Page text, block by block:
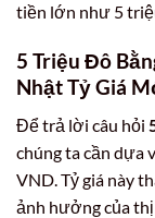
tiền lớn như 5
5 Triệu Đô
Nhật Tỷ Giá
Để trả lời câu hỏi
chúng ta cần dựa
VND. Tỷ giá này
ảnh hưởng của